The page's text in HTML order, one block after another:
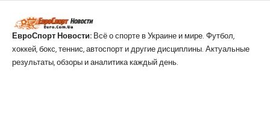
ЕвроСпорт Новости: Всё о спорте в Украине и мире. Футбол,
хоккей, бокс, теннис, автоспорт и другие дисциплины. Актуальные
результаты, обзоры и аналитика каждый день.